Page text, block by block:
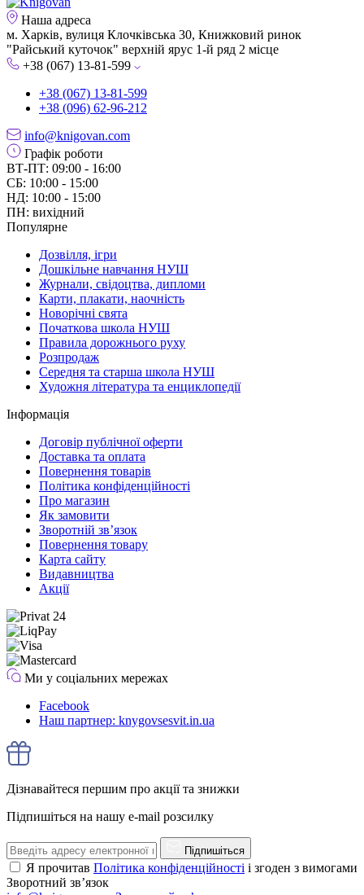
Наша адреса
м. Харків, вулиця Клочківська 30, Книжковий ринок
"Райський куточок" верхній ярус 1-й ряд 2 місце
+38 (067) 13-81-599
+38 (067) 13-81-599
+38 (096) 62-96-212
info@knigovan.com
Графік роботи
ВТ-ПТ: 09:00 - 16:00
СБ: 10:00 - 15:00
НД: 10:00 - 15:00
ПН: вихідний
Популярне
Дозвілля, ігри
Дошкільне навчання НУШ
Журнали, свідоцтва, дипломи
Карти, плакати, наочність
Новорічні свята
Початкова школа НУШ
Правила дорожнього руху
Розпродаж
Середня та старша школа НУШ
Художня література та енциклопедії
Інформація
Договір публічної оферти
Доставка та оплата
Повернення товарів
Політика конфіденційності
Про магазин
Як замовити
Зворотній зв’язок
Повернення товару
Карта сайту
Видавництва
Акції
Ми у соціальних мережах
Facebook
Наш партнер: knygovsesvit.in.ua
Дізнавайтеся першим про акції та знижки
Підпишіться на нашу e-mail розсилку
Підпишіться
Я прочитав Політика конфіденційності і згоден з вимогами
Зворотний зв’язок